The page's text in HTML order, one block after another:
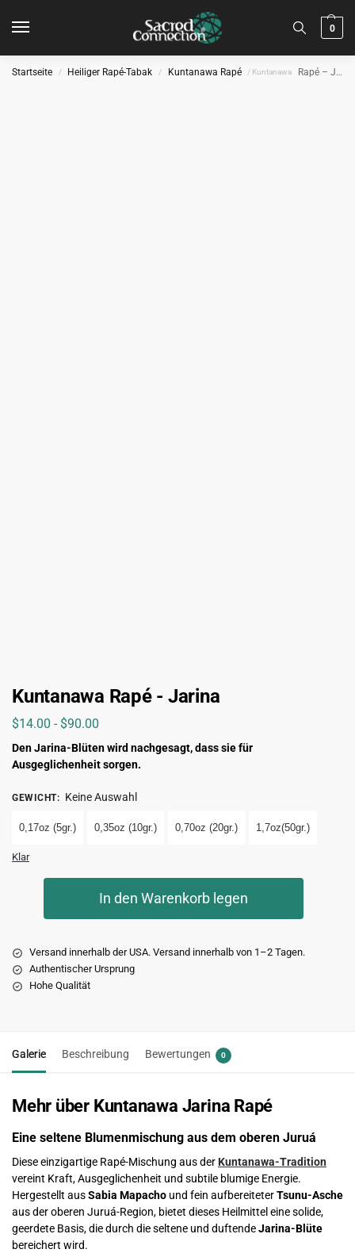
0
Startseite / Heiliger Rapé-Tabak / Kuntanawa Rapé / Kuntanawa Rapé – Jarina
Kuntanawa Rapé - Jarina
$14.00 - $90.00
Den Jarina-Blüten wird nachgesagt, dass sie für
Ausgeglichenheit sorgen.
GEWICHT: Keine Auswahl
0,17oz (5gr.) 0,35oz (10gr.) 0,70oz (20gr.) 1,7oz(50gr.)
Klar
In den Warenkorb legen
Versand innerhalb der USA. Versand innerhalb von 1–2 Tagen.
Authentischer Ursprung
Hohe Qualität
Galerie Beschreibung Bewertungen 0
Mehr über Kuntanawa Jarina Rapé
Eine seltene Blumenmischung aus dem oberen Juruá
Diese einzigartige Rapé-Mischung aus derKuntanawa-Tradition
vereint Kraft, Ausgeglichenheit und subtile blumige Energie.
Hergestellt ausSabia Mapacho und fein aufbereiteterTsunu-Asche
aus der oberen Juruá-Region, bietet dieses Heilmittel eine solide,
geerdete Basis, die durch die seltene und duftendeJarina-Blüte
bereichert wird.